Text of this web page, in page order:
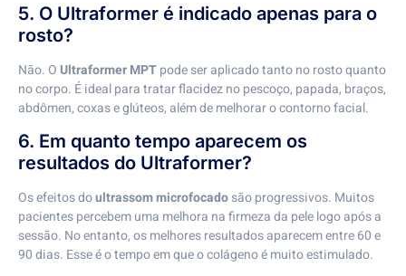
5. O Ultraformer é indicado apenas para o
rosto?
Não. OUltraformer MPTpode ser aplicado tanto no rosto quanto
no corpo. É ideal para tratar flacidez no pescoço, papada, braços,
abdômen, coxas e glúteos, além de melhorar o contorno facial.
6. Em quanto tempo aparecem os
resultados do Ultraformer?
Os efeitos doultrassom microfocadosão progressivos. Muitos
pacientes percebem uma melhora na firmeza da pele logo após a
sessão. No entanto, os melhores resultados aparecem entre 60 e
90 dias. Esse é o tempo em que o colágeno é muito estimulado.